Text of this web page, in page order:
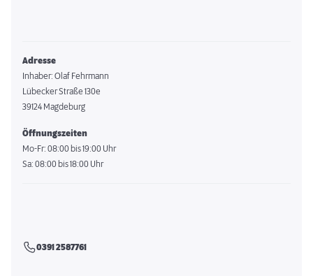
Adresse
Inhaber: Olaf Fehrmann
Lübecker Straße 130e
39124 Magdeburg
Öffnungszeiten
Mo-Fr: 08:00 bis 19:00 Uhr
Sa: 08:00 bis 18:00 Uhr
0391 2587761